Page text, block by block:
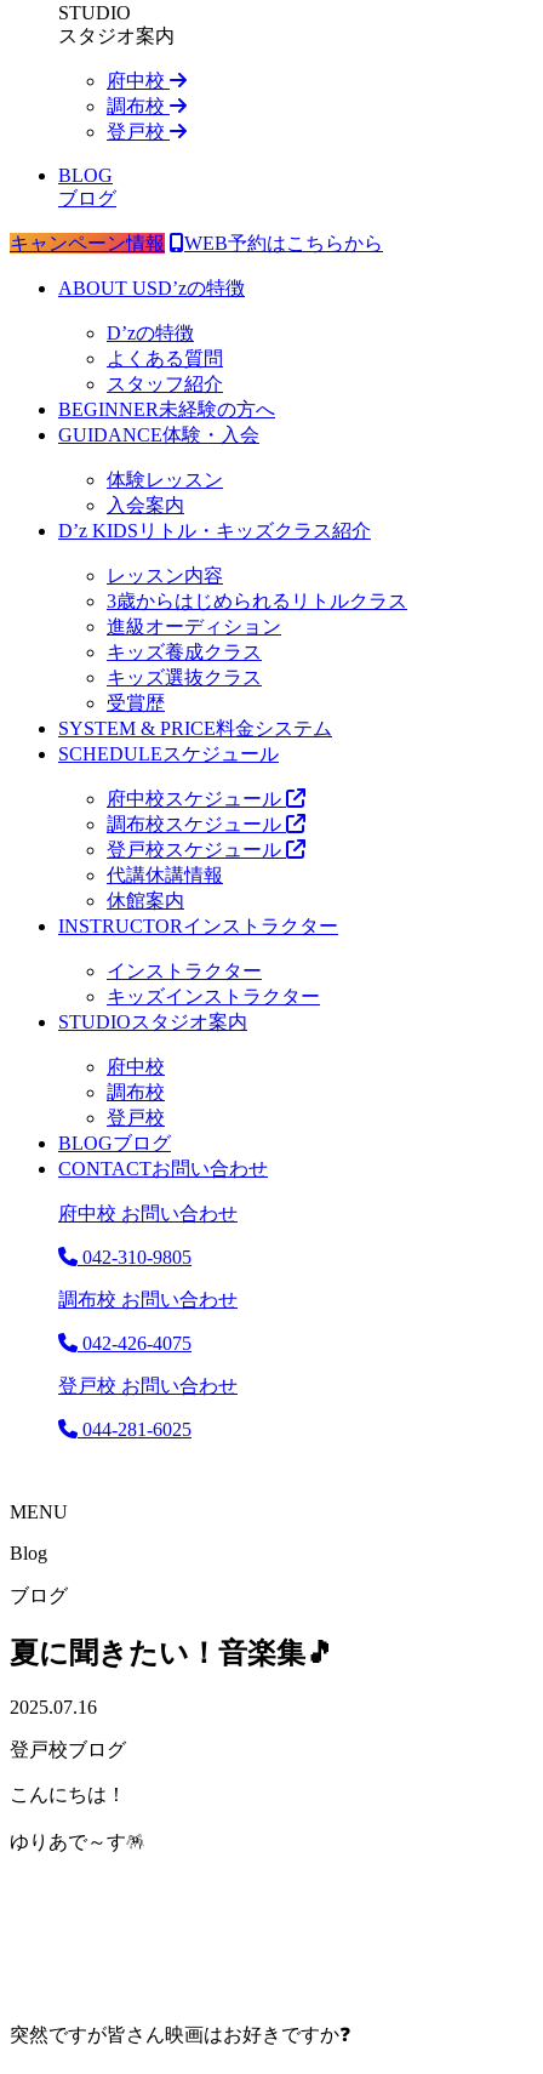
STUDIO
スタジオ案内
府中校
調布校
登戸校
BLOG
ブログ
キャンペーン情報 WEB予約はこちらから
ABOUT USD’zの特徴
D’zの特徴
よくある質問
スタッフ紹介
BEGINNER未経験の方へ
GUIDANCE体験・入会
体験レッスン
入会案内
D’z KIDS リトル・キッズクラス紹介
レッスン内容
3歳からはじめられるリトルクラス
進級オーディション
キッズ養成クラス
キッズ選抜クラス
受賞歴
SYSTEM & PRICE料金システム
SCHEDULEスケジュール
府中校スケジュール
調布校スケジュール
登戸校スケジュール
代講休講情報
休館案内
INSTRUCTORインストラクター
インストラクター
キッズインストラクター
STUDIOスタジオ案内
府中校
調布校
登戸校
BLOGブログ
CONTACTお問い合わせ
府中校 お問い合わせ
042-310-9805
調布校 お問い合わせ
042-426-4075
登戸校 お問い合わせ
044-281-6025
MENU
Blog
ブログ
夏に聞きたい！音楽集🎵
2025.07.16
登戸校ブログ
こんにちは！
ゆりあで～す🪅
突然ですが皆さん映画はお好きですか❓